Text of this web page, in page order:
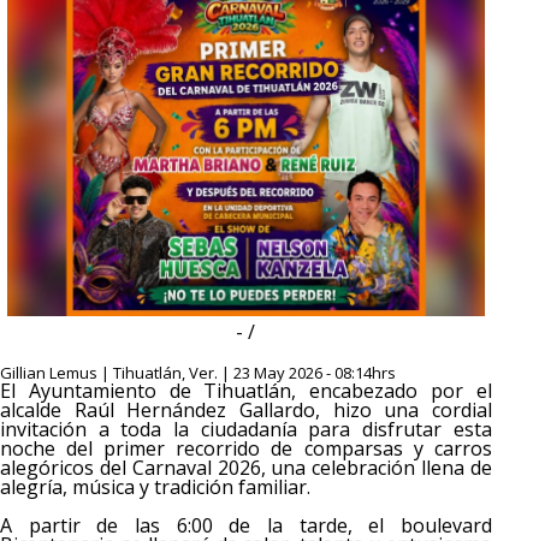
- /
Gillian Lemus | Tihuatlán, Ver. | 23 May 2026 - 08:14hrs
El Ayuntamiento de Tihuatlán, encabezado por el
alcalde Raúl Hernández Gallardo, hizo una cordial
invitación a toda la ciudadanía para disfrutar esta
noche del primer recorrido de comparsas y carros
alegóricos del Carnaval 2026, una celebración llena de
alegría, música y tradición familiar.
A partir de las 6:00 de la tarde, el boulevard